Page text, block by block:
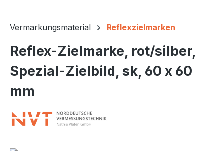
Vermarkungsmaterial Reflexzielmarken
Reflex-Zielmarke, rot/silber,
Spezial-Zielbild, sk, 60 x 60
mm